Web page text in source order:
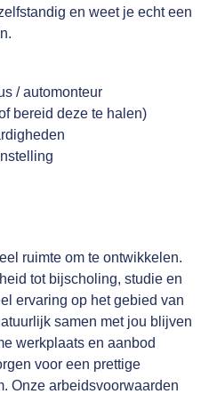
en weet je echt een
/ automonteur
bereid deze te halen)
ruimte om te ontwikkelen.
tot bijscholing, studie en
ervaring op het gebied van
samen met jou blijven
werkplaats en aanbod
voor een prettige
Onze arbeidsvoorwaarden